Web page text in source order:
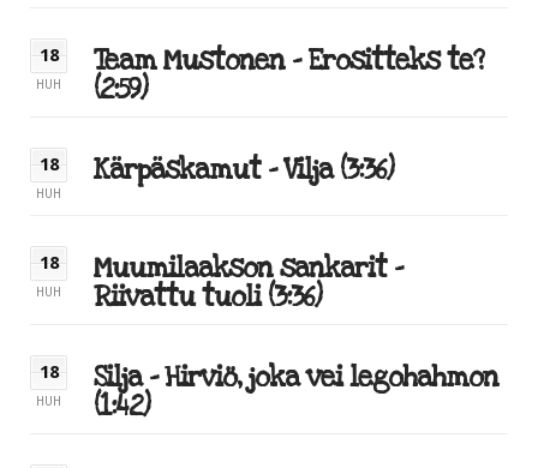
18
HUH
Team Mustonen – Erositteks te?
(2:59)
18
HUH
Kärpäskamut – Vilja (3:36)
18
HUH
Muumilaakson sankarit –
Riivattu tuoli (3:36)
18
HUH
Silja – Hirviö, joka vei legohahmon
(1:42)